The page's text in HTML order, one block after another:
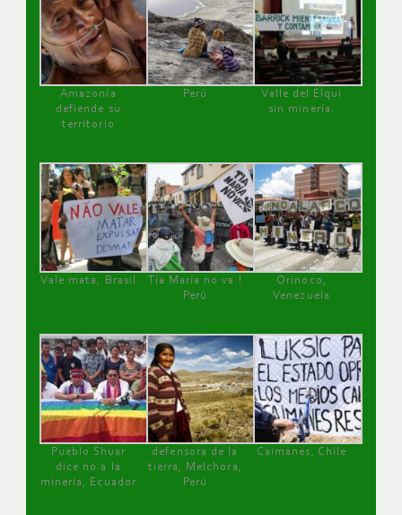
Amazonía
defiende su
territorio
Perú
Valle del Elqui
sin minería.
Vale mata, Brasil
Tía María no va !
Perú
Orinoco,
Venezuela
Pueblo Shuar
dice no a la
minería, Ecuador
defensora de la
tierra, Melchora,
Perú
Caimanes, Chile